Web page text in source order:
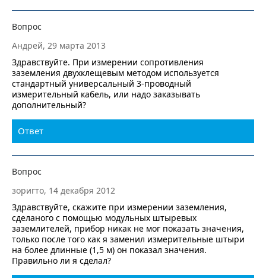
Вопрос
Андрей, 29 марта 2013
Здравствуйте. При измерении сопротивления
заземления двухклещевым методом используется
стандартный универсальный 3-проводный
измерительный кабель, или надо заказывать
дополнительный?
Ответ
Вопрос
зоригто, 14 декабря 2012
Здравствуйте, скажите при измерении заземления,
сделаного с помощью модульных штыревых
заземлителей, прибор никак не мог показать значения,
только после того как я заменил измерительные штыри
на более длинные (1,5 м) он показал значения.
Правильно ли я сделал?